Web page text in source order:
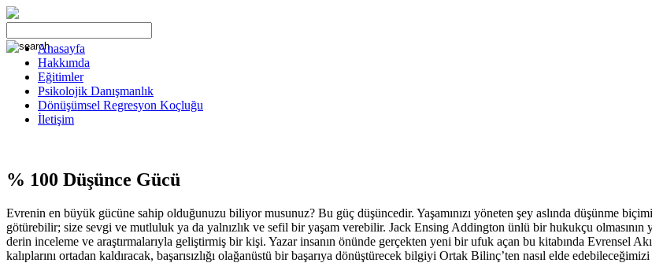
Anasayfa
Hakkımda
Eğitimler
Psikolojik Danışmanlık
Dönüşümsel Regresyon Koçluğu
İletişim
% 100 Düşünce Gücü
Evrenin en büyük gücüne sahip olduğunuzu biliyor musunuz? Bu güç düşüncedir. Yaşamınızı yöneten şey aslında düşünme
götürebilir; size sevgi ve mutluluk ya da yalnızlık ve sefil bir yaşam verebilir. Jack Ensing Addington ünlü bir hukukçu
derin inceleme ve araştırmalarıyla geliştirmiş bir kişi. Yazar insanın önünde gerçekten yeni bir ufuk açan bu kitabında Evrensel
kalıplarını ortadan kaldıracak, başarısızlığı olağanüstü bir başarıya dönüştürecek bilgiyi Ortak Bilinç’ten nasıl elde